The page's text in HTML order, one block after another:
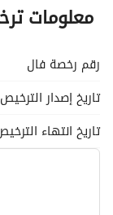
معلومات
رقم رخصة فال
تاريخ إصدار الترخيص
تاريخ انتهاء